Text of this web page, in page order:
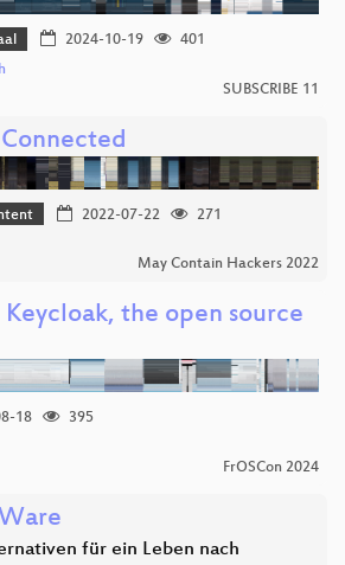
2024-10-19
401
SUBSCRIBE 11
2022-07-22
271
May Contain Hackers 2022
Keycloak, the open source
18
395
FrOSCon 2024
für ein Leben nach